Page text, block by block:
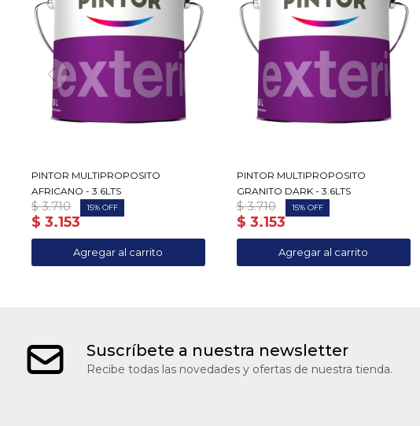
PINTOR MULTIPROPOSITO
AFRICANO - 3.6LTS
$ 3.153
$ 3.710 15
PINTOR MULTIPROPOSITO
GRANITO DARK - 3.6LTS
$ 3.153
$ 3.710 15
Suscríbete a nuestra newsletter
Recibe todas las novedades y ofertas de nuestra tienda.